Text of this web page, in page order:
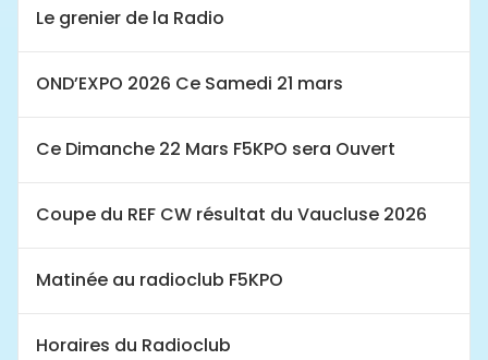
Le grenier de la Radio
OND’EXPO 2026 Ce Samedi 21 mars
Ce Dimanche 22 Mars F5KPO sera Ouvert
Coupe du REF CW résultat du Vaucluse 2026
Matinée au radioclub F5KPO
Horaires du Radioclub